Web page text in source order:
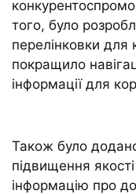
того, було
перелінковки для
покращило
інформації для
Також було
підвищення
інформацію про